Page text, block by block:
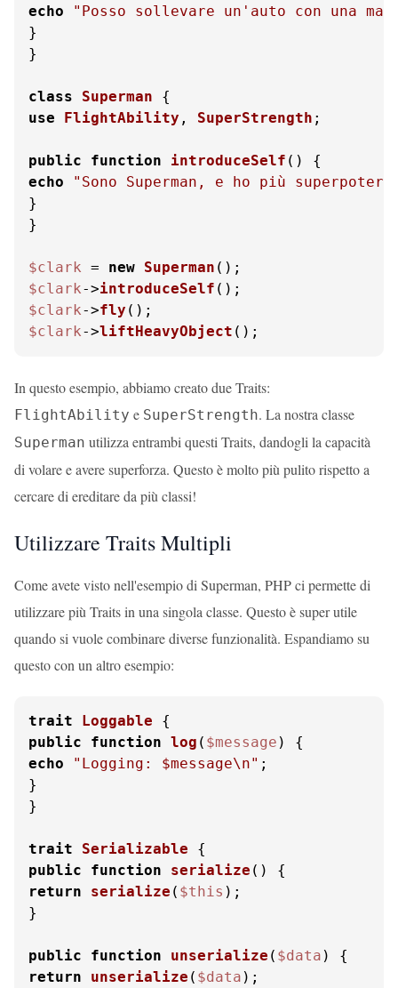
echo
"Posso sollevare un'auto con una
}
}
class Superman
use
FlightAbility , SuperStrength ;
public function introduceSelf ( )
echo
"Sono Superman, e ho più
}
}
$clark = new Superman
$clark->introduceSelf
$clark->fly
$clark->liftHeavyObject ();
In questo esempio, abbiamo creato due Traits:
FlightAbility e SuperStrength. La nostra classe
Superman utilizza entrambi questi Traits, dandogli la capacità
di volare e avere superforza. Questo è molto più pulito rispetto a
cercare di ereditare da più classi!
Utilizzare Traits Multipli
Come avete visto nell'esempio di Superman, PHP ci permette di
utilizzare più Traits in una singola classe. Questo è super utile
quando si vuole combinare diverse funzionalità. Espandiamo su
questo con un altro esempio:
trait Loggable
public
function log ( $message )
echo
"Logging: $message\n" ;
}
}
trait Serializable
public
function serialize ( )
return
serialize ( $this );
}
public function unserialize ( $data )
return
unserialize ( $data );